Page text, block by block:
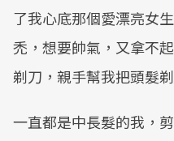
了我心底那個愛漂亮女
禿，想要帥氣，又拿不
剃刀，親手幫我把頭髮
一直都是中長髮的我，